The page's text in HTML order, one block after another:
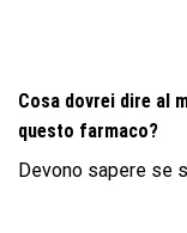
Cosa dovrei dire al
questo farmaco?
Devono sapere se